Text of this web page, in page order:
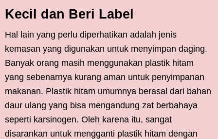
Kecil dan Beri Label
Hal lain yang perlu diperhatikan adalah jenis
kemasan yang digunakan untuk menyimpan daging.
Banyak orang masih menggunakan plastik hitam
yang sebenarnya kurang aman untuk penyimpanan
makanan. Plastik hitam umumnya berasal dari bahan
daur ulang yang bisa mengandung zat berbahaya
seperti karsinogen. Oleh karena itu, sangat
disarankan untuk mengganti plastik hitam dengan